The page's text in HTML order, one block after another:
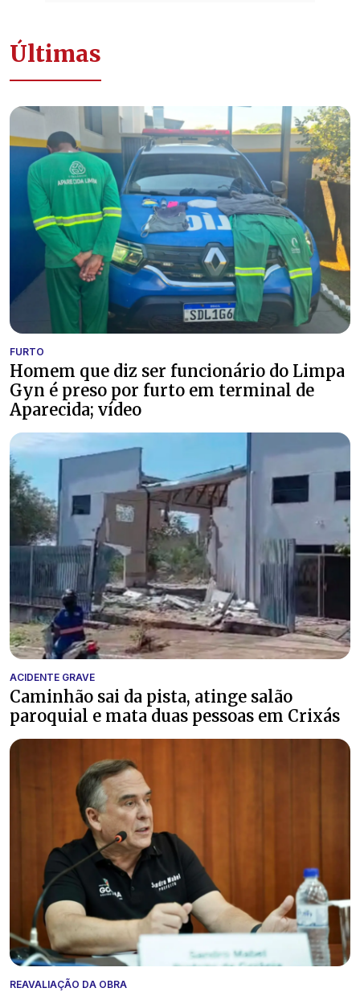
Últimas
FURTO
Homem que diz ser funcionário do Limpa
Gyn é preso por furto em terminal de
Aparecida; vídeo
ACIDENTE GRAVE
Caminhão sai da pista, atinge salão
paroquial e mata duas pessoas em Crixás
REAVALIAÇÃO DA OBRA